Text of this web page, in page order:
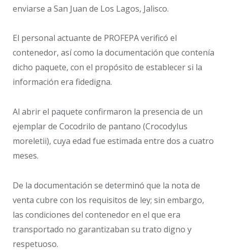
enviarse a San Juan de Los Lagos, Jalisco.
El personal actuante de PROFEPA verificó el
contenedor, así como la documentación que contenía
dicho paquete, con el propósito de establecer si la
información era fidedigna.
Al abrir el paquete confirmaron la presencia de un
ejemplar de Cocodrilo de pantano (Crocodylus
moreletii), cuya edad fue estimada entre dos a cuatro
meses.
De la documentación se determinó que la nota de
venta cubre con los requisitos de ley; sin embargo,
las condiciones del contenedor en el que era
transportado no garantizaban su trato digno y
respetuoso.